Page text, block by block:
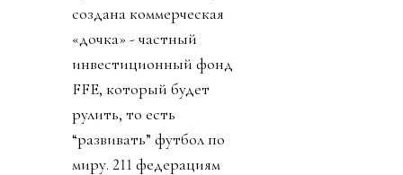
создана коммерческая
«дочка» - частный
инвестиционный фонд
FFE, который будет
рулить, то есть
“развивать” футбол по
миру. 211 федерациям